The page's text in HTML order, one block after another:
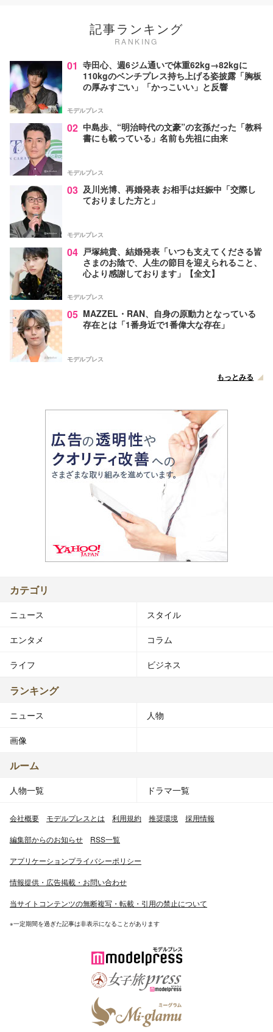
記事ランキング
RANKING
01 寺田心、週6ジム通いで体重62kg→82kgに
110kgのベンチプレス持ち上げる姿披露「胸板
の厚みすごい」「かっこいい」と反響
モデルプレス
02 中島歩、“明治時代の文豪”の玄孫だった「教科
書にも載っている」名前も先祖に由来
モデルプレス
03 及川光博、再婚発表 お相手は妊娠中「交際し
ておりました方と」
モデルプレス
04 戸塚純貴、結婚発表「いつも支えてくださる皆
さまのお陰で、人生の節目を迎えられること、
心より感謝しております」【全文】
モデルプレス
05 MAZZEL・RAN、自身の原動力となっている
存在とは「1番身近で1番偉大な存在」
モデルプレス
もっとみる
カテゴリ
ニュース スタイル
エンタメ コラム
ライフ ビジネス
ランキング
ニュース 人物
画像
ルーム
人物一覧 ドラマ一覧
会社概要 モデルプレスとは 利用規約 推奨環境 採用情報
編集部からのお知らせ RSS一覧
アプリケーションプライバシーポリシー
情報提供・広告掲載・お問い合わせ
当サイトコンテンツの無断複写・転載・引用の禁止について
※一定期間を過ぎた記事は非表示になることがあります